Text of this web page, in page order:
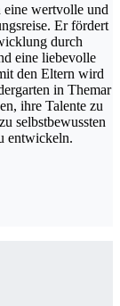
wertvolle und
Er fördert
durch
eine liebevolle
den Eltern wird
in Themar
ihre Talente zu
selbstbewussten
entwickeln.